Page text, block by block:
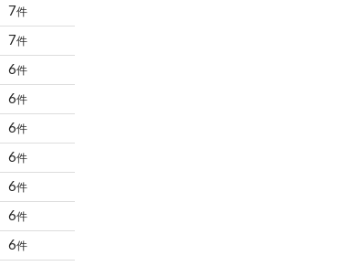
7件
7件
6件
6件
6件
6件
6件
6件
6件